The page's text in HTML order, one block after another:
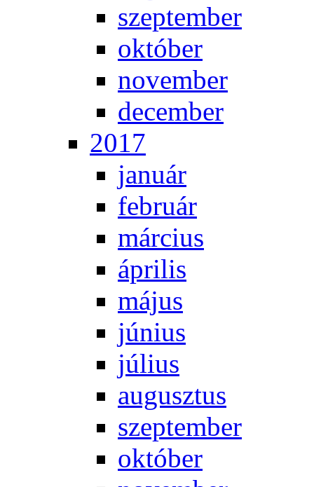
szep­tem­ber
ok­tó­ber
no­vem­ber
de­cem­ber
2017
ja­nu­ár
feb­ru­ár
már­ci­us
áp­ri­lis
má­jus
jú­ni­us
jú­li­us
au­gusz­tus
szep­tem­ber
ok­tó­ber